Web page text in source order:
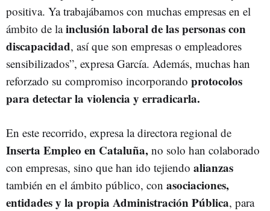
positiva. Ya trabajábamos con muchas empresas en el
ámbito de lainclusión laboral de las personas con
discapacidad, así que son empresas o empleadores
sensibilizados”, expresa García. Además, muchas han
reforzado su compromiso incorporando protocolos
para detectar la violencia y erradicarla.
En este recorrido, expresa la directora regional de
Inserta Empleo en Cataluña, no solo han colaborado
con empresas, sino que han ido tejiendo alianzas
también en el ámbito público, con asociaciones,
entidades y la propia Administración Pública, para